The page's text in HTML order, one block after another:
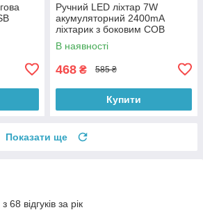
Ручний LED ліхтар 7W
акумуляторний 2400mA
ліхтарик з боковим COB
світильником USB зарядка
Gold Silver GS-845
В наявності
468 ₴ 585 ₴
Купити
Показати ще
68 відгуків за рік